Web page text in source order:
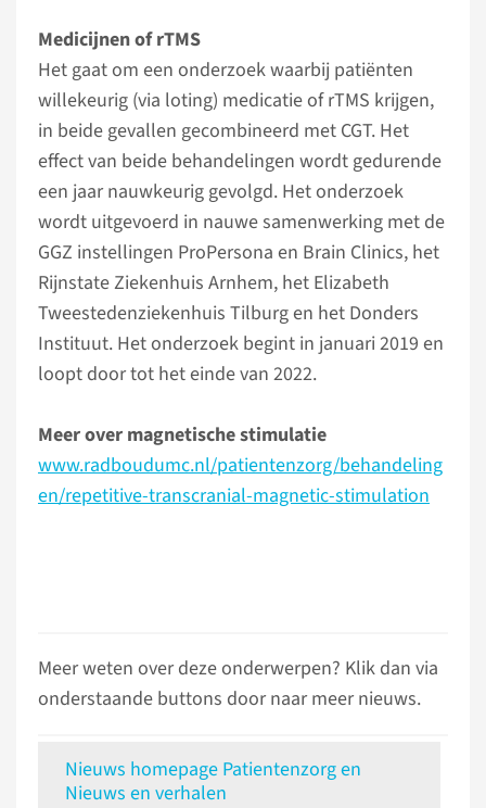
Medicijnen of rTMS
Het gaat om een onderzoek waarbij patiënten
willekeurig (via loting) medicatie of rTMS krijgen,
in beide gevallen gecombineerd met CGT. Het
effect van beide behandelingen wordt gedurende
een jaar nauwkeurig gevolgd. Het onderzoek
wordt uitgevoerd in nauwe samenwerking met de
GGZ instellingen ProPersona en Brain Clinics, het
Rijnstate Ziekenhuis Arnhem, het Elizabeth
Tweestedenziekenhuis Tilburg en het Donders
Instituut. Het onderzoek begint in januari 2019 en
loopt door tot het einde van 2022.
Meer over magnetische stimulatie
www.radboudumc.nl/patientenzorg/behandeling
en/repetitive-transcranial-magnetic-stimulation
Meer weten over deze onderwerpen? Klik dan via
onderstaande buttons door naar meer nieuws.
Nieuws homepage Patientenzorg en
Nieuws en verhalen